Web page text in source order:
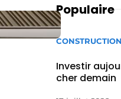
Populaire
CONSTRUCTION
Investir
cher demain